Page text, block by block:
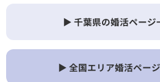
▶ 千葉県の婚活ページ
▶ 全国エリア婚活ペー